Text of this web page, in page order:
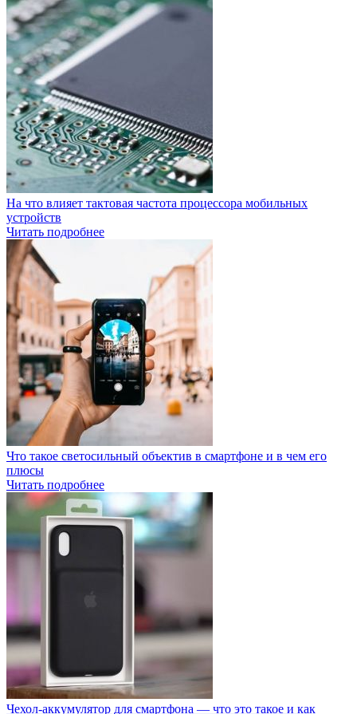
На что влияет тактовая частота процессора мобильных
устройств
Читать подробнее
Что такое светосильный объектив в смартфоне и в чем его
плюсы
Читать подробнее
Чехол-аккумулятор для смартфона — что это такое и как